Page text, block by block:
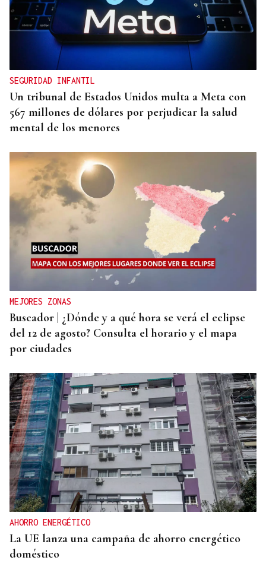
SEGURIDAD INFANTIL
Un tribunal de Estados Unidos multa a Meta con
567 millones de dólares por perjudicar la salud
mental de los menores
MEJORES ZONAS
Buscador | ¿Dónde y a qué hora se verá el eclipse
del 12 de agosto? Consulta el horario y el mapa
por ciudades
AHORRO ENERGÉTICO
La UE lanza una campaña de ahorro energético
doméstico